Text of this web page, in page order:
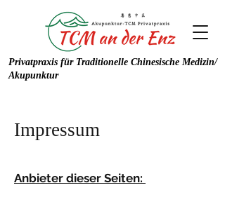
Privatpraxis für Traditionelle Chinesische Medizin/
Akupunktur
Impressum
Anbieter dieser Seiten: